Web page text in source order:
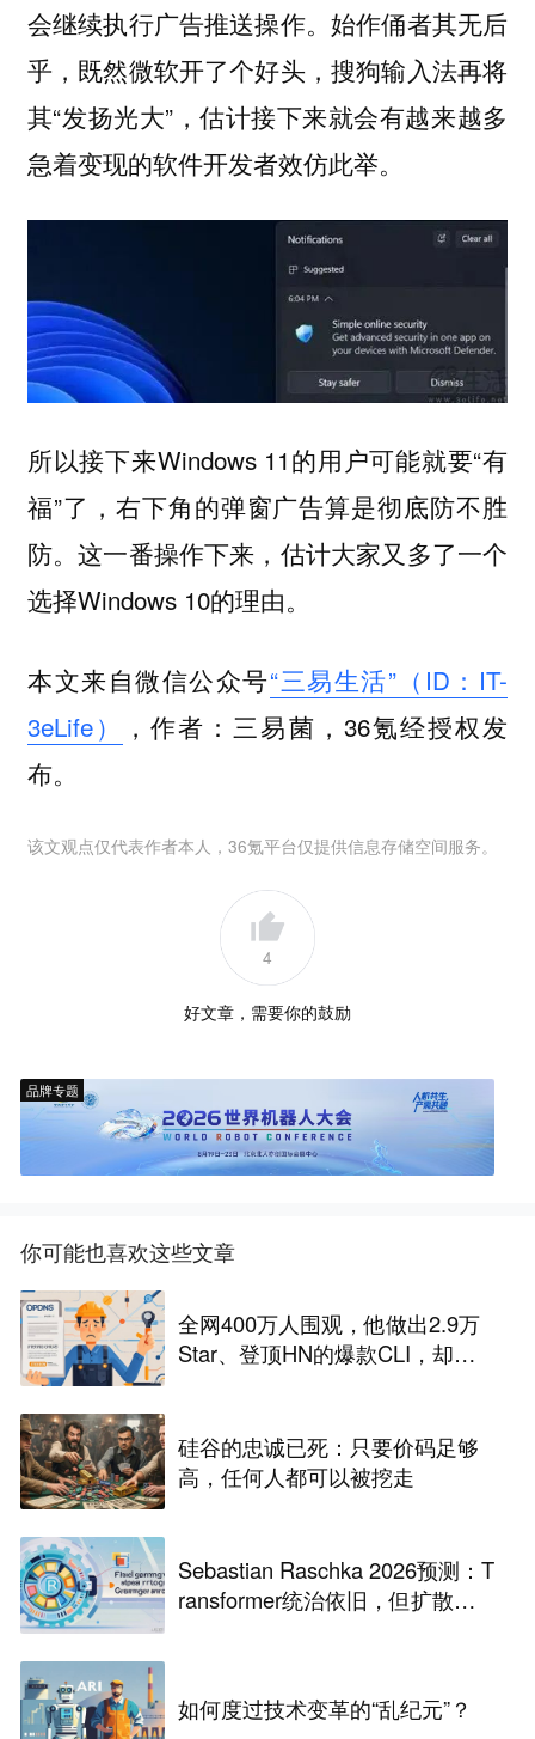
会继续执行广告推送操作。始作俑者其无后
乎，既然微软开了个好头，搜狗输入法再将
其“发扬光大”，估计接下来就会有越来越多
急着变现的软件开发者效仿此举。
所以接下来Windows 11的用户可能就要“有
福”了，右下角的弹窗广告算是彻底防不胜
防。这一番操作下来，估计大家又多了一个
选择Windows 10的理由。
本文来自微信公众号“三易生活”（ID：IT-
3eLife）
，作者：三易菌，36氪经授权发
布。
该文观点仅代表作者本人，36氪平台仅提供信息存储空间服务。
4
好文章，需要你的鼓励
品牌专题
你可能也喜欢这些文章
全网400万人围观，他做出2.9万
Star、登顶HN的爆款CLI，却换
硅谷的忠诚已死：只要价码足够
高，任何人都可以被挖走
Sebastian Raschka 2026预测：T
ransformer统治依旧，但扩散模
如何度过技术变革的“乱纪元”？